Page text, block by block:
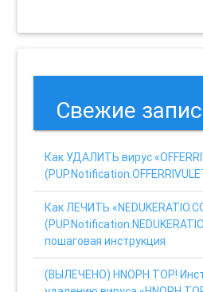
Свежие
Как УДАЛИТЬ вирус
Как ЛЕЧИТЬ
пошаговая инструкция
(ВЫЛЕЧЕНО) HNOPH.TOP!